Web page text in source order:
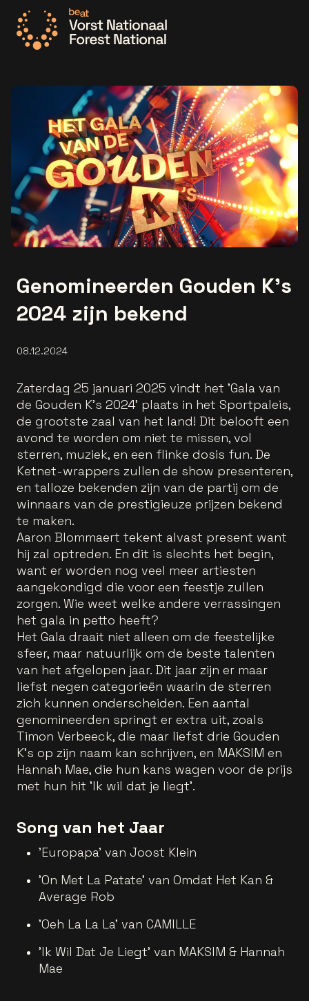
Genomineerden Gouden K's
2024 zijn bekend
08.12.2024
Zaterdag 25 januari 2025 vindt het 'Gala van
de Gouden K's 2024' plaats in het Sportpaleis,
de grootste zaal van het land! Dit belooft een
avond te worden om niet te missen, vol
sterren, muziek, en een flinke dosis fun. De
Ketnet-wrappers zullen de show presenteren,
en talloze bekenden zijn van de partij om de
winnaars van de prestigieuze prijzen bekend
te maken.
Aaron Blommaert tekent alvast present want
hij zal optreden. En dit is slechts het begin,
want er worden nog veel meer artiesten
aangekondigd die voor een feestje zullen
zorgen. Wie weet welke andere verrassingen
het gala in petto heeft?
Het Gala draait niet alleen om de feestelijke
sfeer, maar natuurlijk om de beste talenten
van het afgelopen jaar. Dit jaar zijn er maar
liefst negen categorieën waarin de sterren
zich kunnen onderscheiden. Een aantal
genomineerden springt er extra uit, zoals
Timon Verbeeck, die maar liefst drie Gouden
K's op zijn naam kan schrijven, en MAKSIM en
Hannah Mae, die hun kans wagen voor de prijs
met hun hit 'Ik wil dat je liegt'.
Song van het Jaar
'Europapa' van Joost Klein
'On Met La Patate' van Omdat Het Kan &
Average Rob
'Oeh La La La' van CAMILLE
'Ik Wil Dat Je Liegt' van MAKSIM & Hannah
Mae